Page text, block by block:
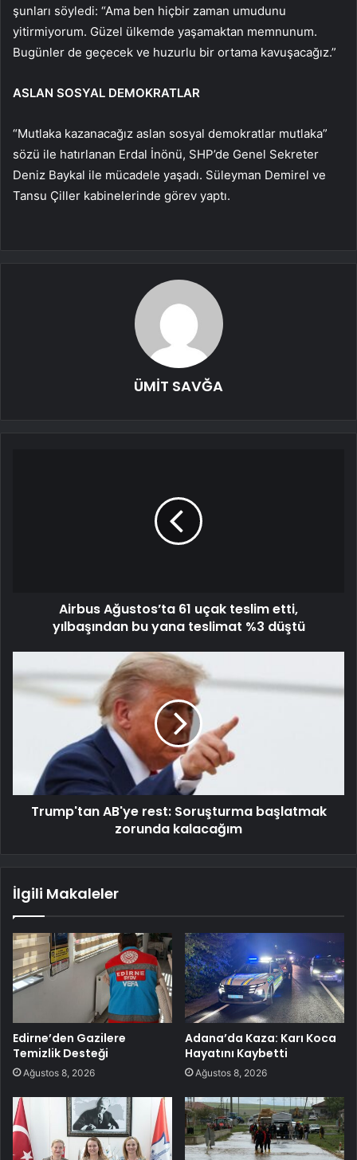
şunları söyledi: “Ama ben hiçbir zaman umudunu
yitirmiyorum. Güzel ülkemde yaşamaktan memnunum.
Bugünler de geçecek ve huzurlu bir ortama kavuşacağız.”
ASLAN SOSYAL DEMOKRATLAR
“Mutlaka kazanacağız aslan sosyal demokratlar mutlaka”
sözü ile hatırlanan Erdal İnönü, SHP’de Genel Sekreter
Deniz Baykal ile mücadele yaşadı. Süleyman Demirel ve
Tansu Çiller kabinelerinde görev yaptı.
ÜMİT SAVĞA
Airbus Ağustos’ta 61 uçak teslim etti,
yılbaşından bu yana teslimat %3 düştü
Trump'tan AB'ye rest: Soruşturma başlatmak
zorunda kalacağım
İlgili Makaleler
Edirne’den Gazilere
Temizlik Desteği
Ağustos 8, 2026
Adana’da Kaza: Karı Koca
Hayatını Kaybetti
Ağustos 8, 2026